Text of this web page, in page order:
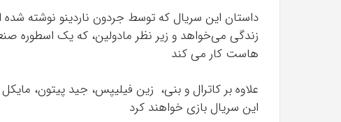
داستان این سریال که توسط جردون ناردینو نوشته
زندگی می‌خواهد و زیر نظر مادولین، که یک
هاست کار می کند
علاوه بر کاترال و بنی، زین فیلیپس، جید پیتون،
این سریال بازی خواهند کرد